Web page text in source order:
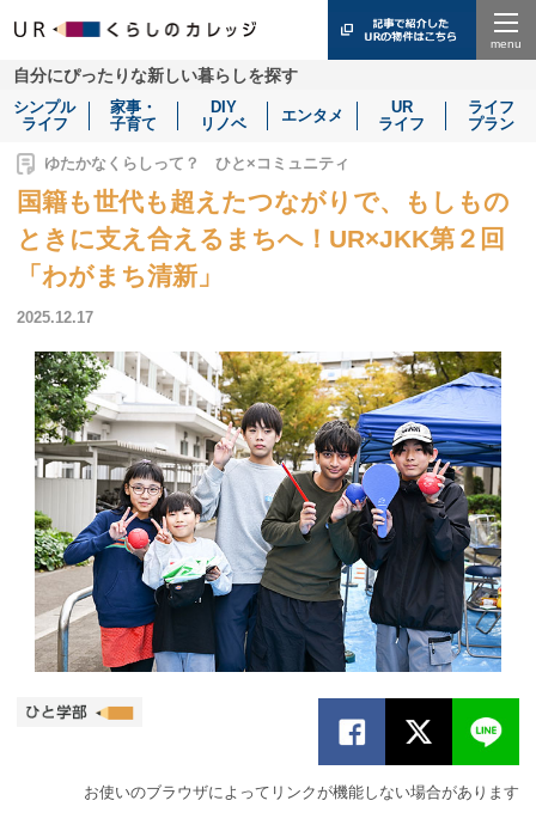
自分にぴったりな新しい暮らしを探す
シンプル
ライフ
家事・
子育て
DIY
リノベ
エンタメ
UR
ライフ
ライフ
プラン
ゆたかなくらしって？ ひと×コミュニティ
国籍も世代も超えたつながりで、もしもの
ときに支え合えるまちへ！UR×JKK第２回
「わがまち清新」
2025.12.17
お使いのブラウザによってリンクが機能しない場合があります